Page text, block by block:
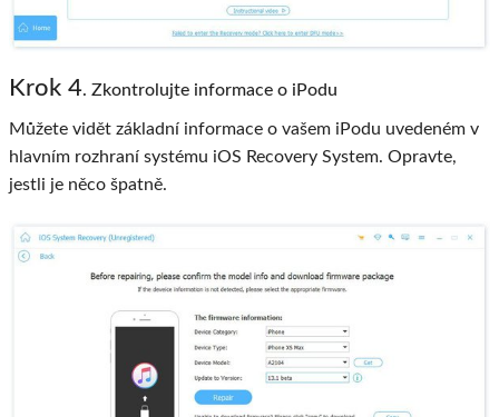
Krok 4. Zkontrolujte informace o iPodu
Můžete vidět základní informace o vašem iPodu uvedeném v
hlavním rozhraní systému iOS Recovery System. Opravte,
jestli je něco špatně.